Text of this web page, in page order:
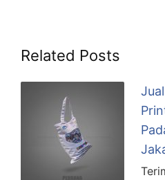
Related Posts